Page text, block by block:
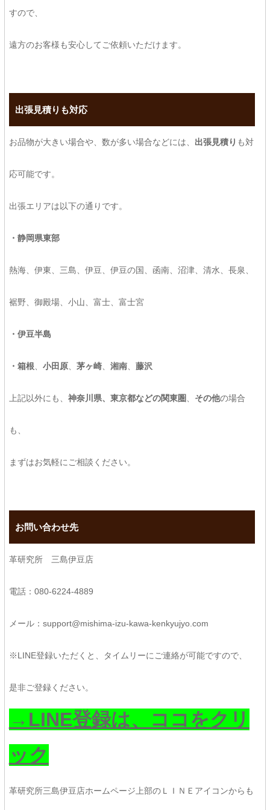
すので、
遠方のお客様も安心してご依頼いただけます。
出張見積りも対応
お品物が大きい場合や、数が多い場合などには、 出張見積り も対
応可能です。
出張エリアは以下の通りです。
・静岡県東部
熱海、伊東、三島、伊豆、伊豆の国、函南、沼津、清水、長泉、
裾野、御殿場、小山、富士、富士宮
・伊豆半島
・箱根 小田原、 茅ヶ崎、 湘南、 藤沢
上記以外にも、 神奈川県、東京都などの関東圏 その他の場合
も、
まずはお気軽にご相談ください。
お問い合わせ先
革研究所 三島伊豆店
電話：080-6224-4889
メール：support@mishima-izu-kawa-kenkyujyo.com
※LINE登録いただくと、タイムリーにご連絡が可能ですので、
是非ご登録ください。
→LINE登録は、ココをクリ
ック
革研究所三島伊豆店ホームページ上部のＬＩＮＥアイコンからも